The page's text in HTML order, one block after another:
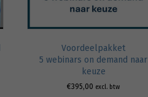
Voordeelpakket
5 webinars on demand naar
keuze
€395,00 excl. btw